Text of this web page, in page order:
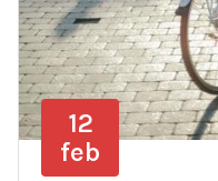
12
feb